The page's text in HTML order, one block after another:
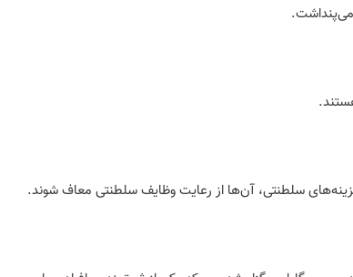
می‌پنداشت.